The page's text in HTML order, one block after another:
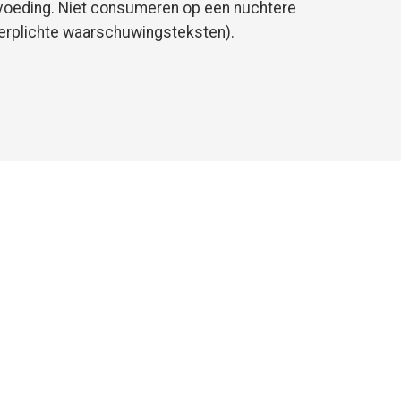
Niet consumeren op een nuchtere
waarschuwingsteksten).